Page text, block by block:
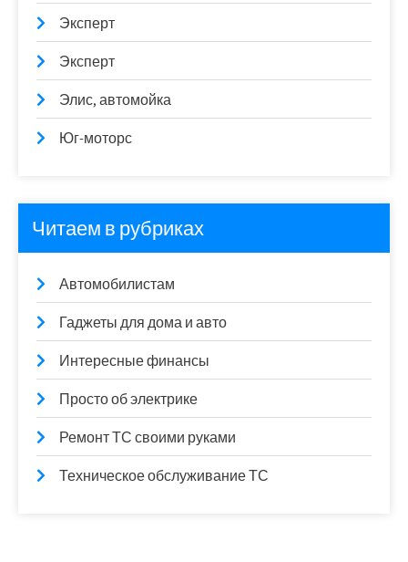
Эксперт
Эксперт
Элис, автомойка
Юг-моторс
Читаем в рубриках
Автомобилистам
Гаджеты для дома и авто
Интересные финансы
Просто об электрике
Ремонт ТС своими руками
Техническое обслуживание ТС